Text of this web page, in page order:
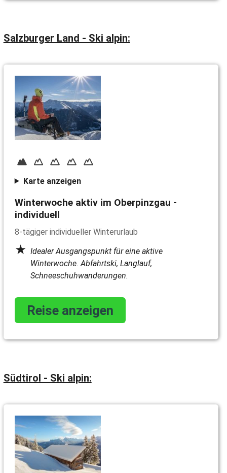
Salzburger Land - Ski alpin:
Karte anzeigen
Winterwoche aktiv im Oberpinzgau -
individuell
8-tägiger individueller Winterurlaub
Idealer Ausgangspunkt für eine aktive
Winterwoche. Abfahrtski, Langlauf,
Schneeschuhwanderungen.
Reise anzeigen
Südtirol - Ski alpin: